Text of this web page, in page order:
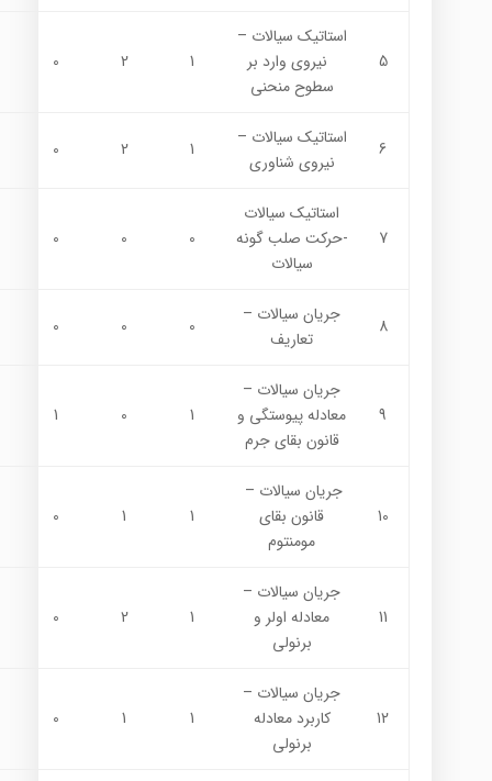
5
استاتيك سيالات –
نيروي وارد بر
سطوح منحني
1
2
0
6
استاتيك سيالات –
نيروي شناوري
1
2
0
7
استاتيك سيالات
-حركت صلب گونه
سيالات
0
0
0
8
جريان سيالات –
تعاريف
0
0
0
9
جريان سيالات –
معادله پيوستگي و
قانون بقاي جرم
1
0
1
10
جريان سيالات –
قانون بقاي
مومنتوم
1
1
0
11
جريان سيالات –
معادله اولر و
برنولي
1
2
0
12
جريان سيالات –
كاربرد معادله
برنولي
1
1
0